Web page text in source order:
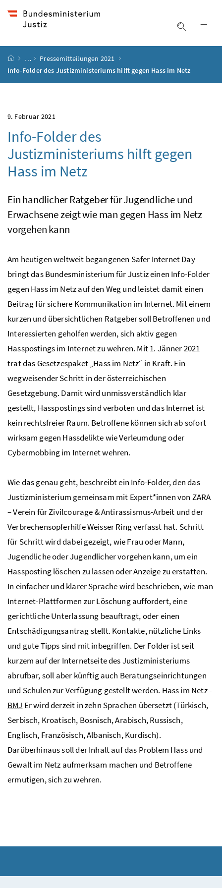
Suche
Startseite
…
Pressemitteilungen 2021
Info-Folder des Justizministeriums hilft gegen Hass im Netz
9. Februar 2021
Info-Folder des
Justizministeriums hilft gegen
Hass im Netz
Ein handlicher Ratgeber für Jugendliche und
Erwachsene zeigt wie man gegen Hass im Netz
vorgehen kann
Am heutigen weltweit begangenen Safer Internet Day
bringt das Bundesministerium für Justiz einen Info-Folder
gegen Hass im Netz auf den Weg und leistet damit einen
Beitrag für sichere Kommunikation im Internet. Mit einem
kurzen und übersichtlichen Ratgeber soll Betroffenen und
Interessierten geholfen werden, sich aktiv gegen
Hasspostings im Internet zu wehren. Mit 1. Jänner 2021
trat das Gesetzespaket „Hass im Netz“ in Kraft. Ein
wegweisender Schritt in der österreichischen
Gesetzgebung. Damit wird unmissverständlich klar
gestellt, Hasspostings sind verboten und das Internet ist
kein rechtsfreier Raum. Betroffene können sich ab sofort
wirksam gegen Hassdelikte wie Verleumdung oder
Cybermobbing im Internet wehren.
Wie das genau geht, beschreibt ein Info-Folder, den das
Justizministerium gemeinsam mit Expert*innen von ZARA
– Verein für Zivilcourage & Antirassismus-Arbeit und der
Verbrechensopferhilfe Weisser Ring verfasst hat. Schritt
für Schritt wird dabei gezeigt, wie Frau oder Mann,
Jugendliche oder Jugendlicher vorgehen kann, um ein
Hassposting löschen zu lassen oder Anzeige zu erstatten.
In einfacher und klarer Sprache wird beschrieben, wie man
Internet-Plattformen zur Löschung auffordert, eine
gerichtliche Unterlassung beauftragt, oder einen
Entschädigungsantrag stellt. Kontakte, nützliche Links
und gute Tipps sind mit inbegriffen. Der Folder ist seit
kurzem auf der Internetseite des Justizministeriums
abrufbar, soll aber künftig auch Beratungseinrichtungen
und Schulen zur Verfügung gestellt werden. Hass im Netz -
BMJ Er wird derzeit in zehn Sprachen übersetzt (Türkisch,
Serbisch, Kroatisch, Bosnisch, Arabisch, Russisch,
Englisch, Französisch, Albanisch, Kurdisch).
Darüberhinaus soll der Inhalt auf das Problem Hass und
Gewalt im Netz aufmerksam machen und Betroffene
ermutigen, sich zu wehren.